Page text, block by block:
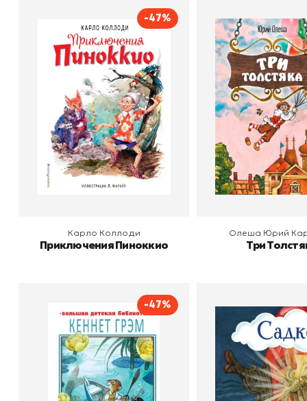
-47%
Приключения Пиноккио
Карло Коллоди
Издательство
Эксмодетство
В корзину
Карло Коллоди
Приключения Пиноккио
Три
Автор
Олеша
Издательство
В корзину
Олеша Юрий
Три
-47%
Ветер в ивах
Кеннет Грэм
Издательство
Садко
Издательство